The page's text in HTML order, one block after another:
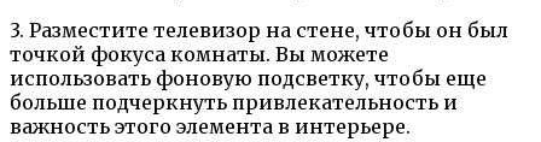
3. Разместите телевизор на стене, чтобы он был
точкой фокуса комнаты. Вы можете
использовать фоновую подсветку, чтобы еще
больше подчеркнуть привлекательность и
важность этого элемента в интерьере.